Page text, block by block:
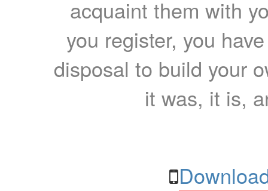
acquaint them with
you register, you
disposal to build your
it was, it is,